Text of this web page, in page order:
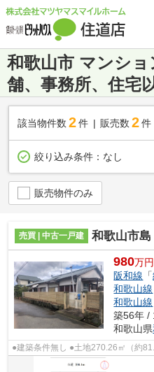
和歌山市 マンシ
舗、事務所、住宅
該当物件数 2件 販売数 2 件
絞り込み条件： なし
販売物件のみ
売買 | 中古一戸建 和歌山市島
980万円
阪和線 「
和歌山線
和歌山線
築56年 /
和歌山県
●建築条件無し ●土地270.26㎡（約